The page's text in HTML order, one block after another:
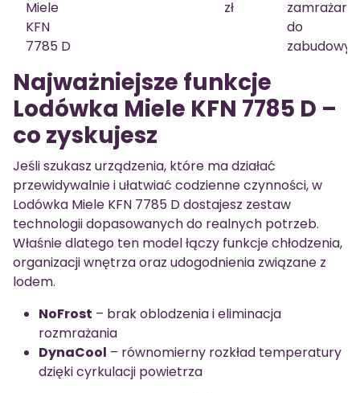
Miele
KFN
7785 D
zł
do
zabudowy
Najważniejsze funkcje
Lodówka Miele KFN 7785 D –
co zyskujesz
Jeśli szukasz urządzenia, które ma działać
przewidywalnie i ułatwiać codzienne czynności, w
Lodówka Miele KFN 7785 D dostajesz zestaw
technologii dopasowanych do realnych potrzeb.
Właśnie dlatego ten model łączy funkcje chłodzenia,
organizacji wnętrza oraz udogodnienia związane z
lodem.
NoFrost – brak oblodzenia i eliminacja
rozmrażania
DynaCool – równomierny rozkład temperatury
dzięki cyrkulacji powietrza